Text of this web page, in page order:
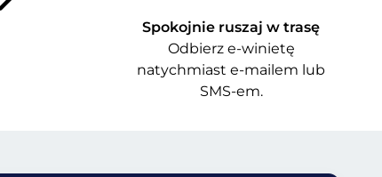
Spokojnie ruszaj w trasę
Odbierz e-winietę
natychmiast e-mailem lub
SMS-em.